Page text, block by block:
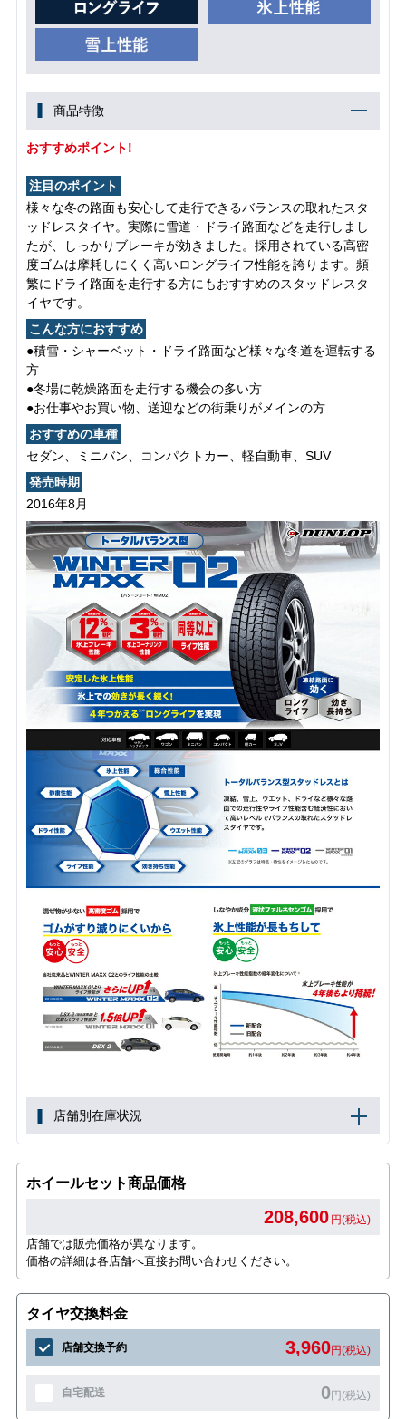
商品特徴
おすすめポイント!
注目のポイント
様々な冬の路面も安心して走行できるバランスの取れたスタ
ッドレスタイヤ。実際に雪道・ドライ路面などを走行しまし
たが、しっかりブレーキが効きました。採用されている高密
度ゴムは摩耗しにくく高いロングライフ性能を誇ります。頻
繁にドライ路面を走行する方にもおすすめのスタッドレスタ
イヤです。
こんな方におすすめ
●積雪・シャーベット・ドライ路面など様々な冬道を運転する
方
●冬場に乾燥路面を走行する機会の多い方
●お仕事やお買い物、送迎などの街乗りがメインの方
おすすめの車種
セダン、ミニバン、コンパクトカー、軽自動車、SUV
発売時期
2016年8月
店舗別在庫状況
ホイールセット商品価格
208,600 円(税込)
店舗では販売価格が異なります。
価格の詳細は各店舗へ直接お問い合わせください。
タイヤ交換料金
店舗交換予約 3,960円(税込)
自宅配送 0円(税込)